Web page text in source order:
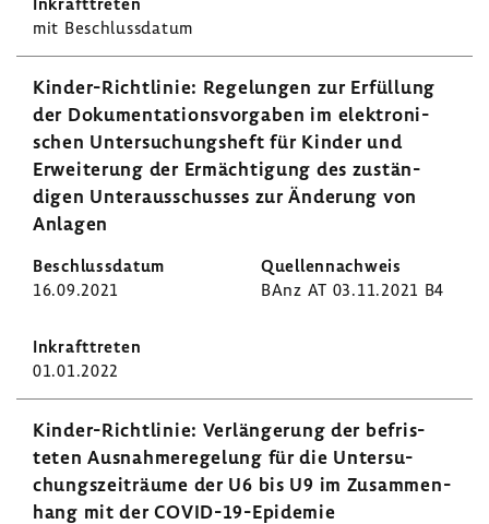
mit Beschluss­datum
Kinder-​Richtlinie: Rege­lungen zur Erfül­lung
der Doku­men­ta­ti­ons­vor­gaben im elek­tro­ni­
schen Unter­su­chungs­heft für Kinder und
Erwei­te­rung der Ermäch­ti­gung des zustän­
digen Unter­aus­schusses zur Ände­rung von
Anlagen
16.09.2021 BAnz AT 03.11.2021 B4
01.01.2022
Kinder-​Richtlinie: Verlän­ge­rung der befris­
teten Ausnah­me­re­ge­lung für die Unter­su­
chungs­zeit­räume der U6 bis U9 im Zusam­men­
hang mit der COVID-​19-Epidemie